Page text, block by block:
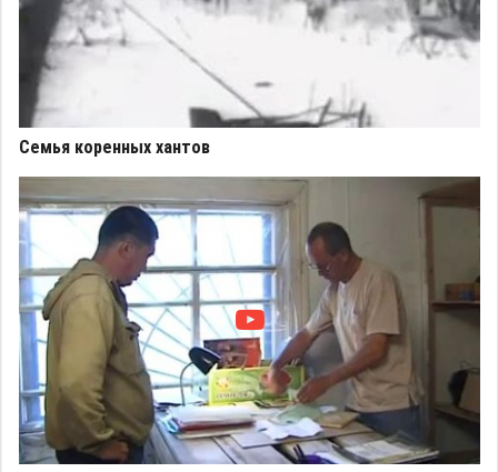
Семья коренных хантов